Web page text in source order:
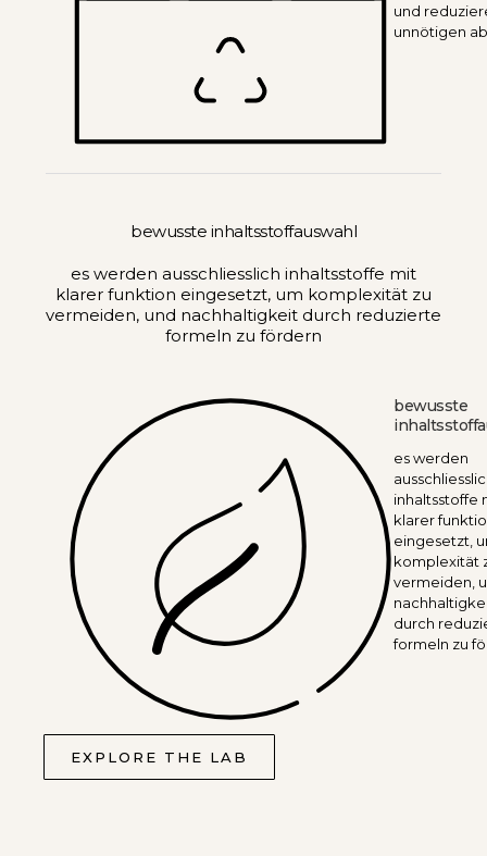
und
unnötigen
bewusste inhaltsstoffauswahl
es werden ausschliesslich inhaltsstoffe mit
klarer funktion eingesetzt, um komplexität zu
vermeiden, und nachhaltigkeit durch reduzierte
formeln zu fördern
bewusste
es werden
inhaltsstoffe
klarer
eingesetzt,
komplexität
vermeiden,
durch
formeln zu
EXPLORE THE LAB